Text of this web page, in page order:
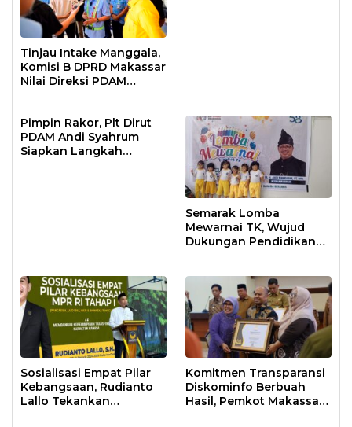
Tinjau Intake Manggala,
Komisi B DPRD Makassar
Nilai Direksi PDAM
Pimpin Rakor, Plt Dirut
PDAM Andi Syahrum
Siapkan Langkah
Semarak Lomba
Mewarnai TK, Wujud
Dukungan Pendidikan
Sosialisasi Empat Pilar
Kebangsaan, Rudianto
Lallo Tekankan
Komitmen Transparansi
Diskominfo Berbuah
Hasil, Pemkot Makassar